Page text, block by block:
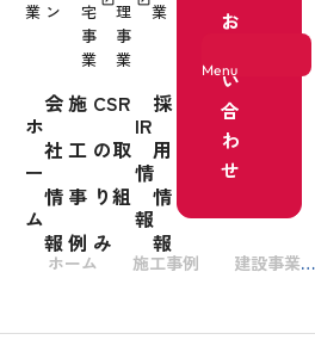
Menu
業 ン
宅
事
業
理
事
業
業
ホ
ー
ム
会
社
情
報
施
工
事
例
CSR
の取
り組
み
IR
情
報
採
用
情
報
お
い
合
わ
せ
ホーム 施工事例 建設事業